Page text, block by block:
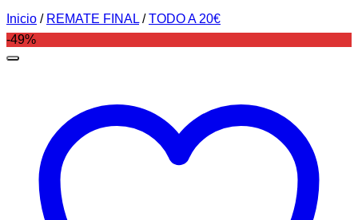
Inicio / REMATE FINAL / TODO A 20€
-49%